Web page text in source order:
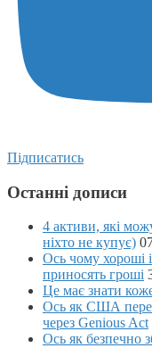
Підписатись
Останні дописи
4 активи, які
ніхто не купує)
Ось чому хороші
приносять гроші
Це має знати
Ось як США
через Genious Act
Ось як безпечно